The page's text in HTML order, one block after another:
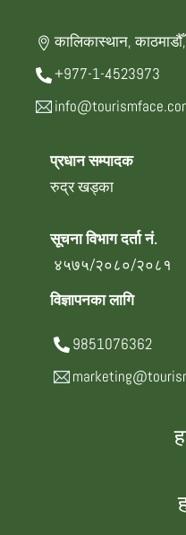
कालिकास्थान,
+977-1-4523973
प्रधान सम्पादक
रुद्र खड्का
सूचना विभाग दर्ता नं.
४५७५/२०८०/२०८१
विज्ञापनका लागि
9851076362